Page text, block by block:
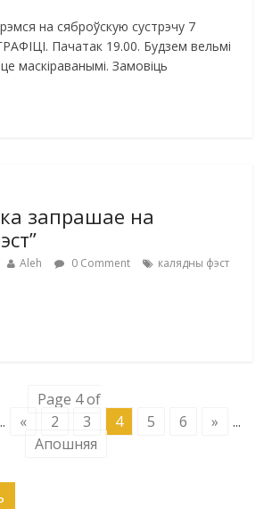
на сяброўскую сустрэчу 7
Пачатак 19.00. Будзем вельмі
маскіраванымі. Замовіць
запрашае на
Aleh 0 Comment
калядны фэст
Page 4 of
« 2 3 4 5 6 »
...
Апошняя